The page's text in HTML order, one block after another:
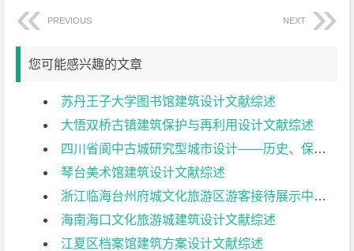
PREVIOUS NEXT
您可能感兴趣的文章
苏丹王子大学图书馆建筑设计文献综述
大悟双桥古镇建筑保护与再利用设计文献综述
四川省阆中古城研究型城市设计——历史、保护与复兴研究文献综述
琴台美术馆建筑设计文献综述
浙江临海台州府城文化旅游区游客接待展示中心建筑设计文献综述
海南海口文化旅游城建筑设计文献综述
江夏区档案馆建筑方案设计文献综述